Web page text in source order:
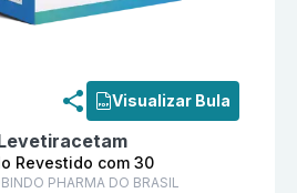
Visualizar Bula
Revestido com 30
PHARMA DO BRASIL